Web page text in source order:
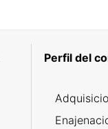
Perfil del